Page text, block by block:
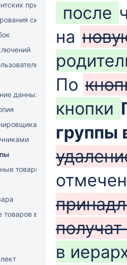
приложений
сканирований штрихкодов
логирования
данных
товарные группы
товаров в один (Слияние товаров)
после
на
По
кнопки
группы
в